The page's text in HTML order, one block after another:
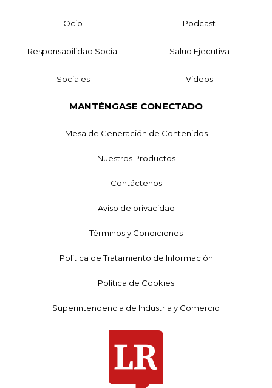
Ocio Podcast
Responsabilidad Social Salud Ejecutiva
Sociales Videos
MANTÉNGASE CONECTADO
Mesa de Generación de Contenidos
Nuestros Productos
Contáctenos
Aviso de privacidad
Términos y Condiciones
Política de Tratamiento de Información
Política de Cookies
Superintendencia de Industria y Comercio